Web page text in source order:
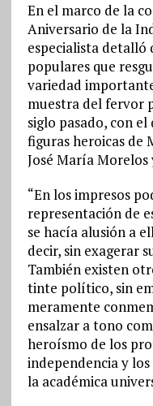
En el marco de la
Aniversario de la
especialista detalló
populares que
variedad
muestra del fervor
siglo pasado, con el
figuras heroicas de
José María Morelos
“En los impresos
representación de
se hacía alusión a
decir, sin exagerar
También existen
tinte político, sin
meramente
ensalzar a tono
heroísmo de los
independencia y
la académica